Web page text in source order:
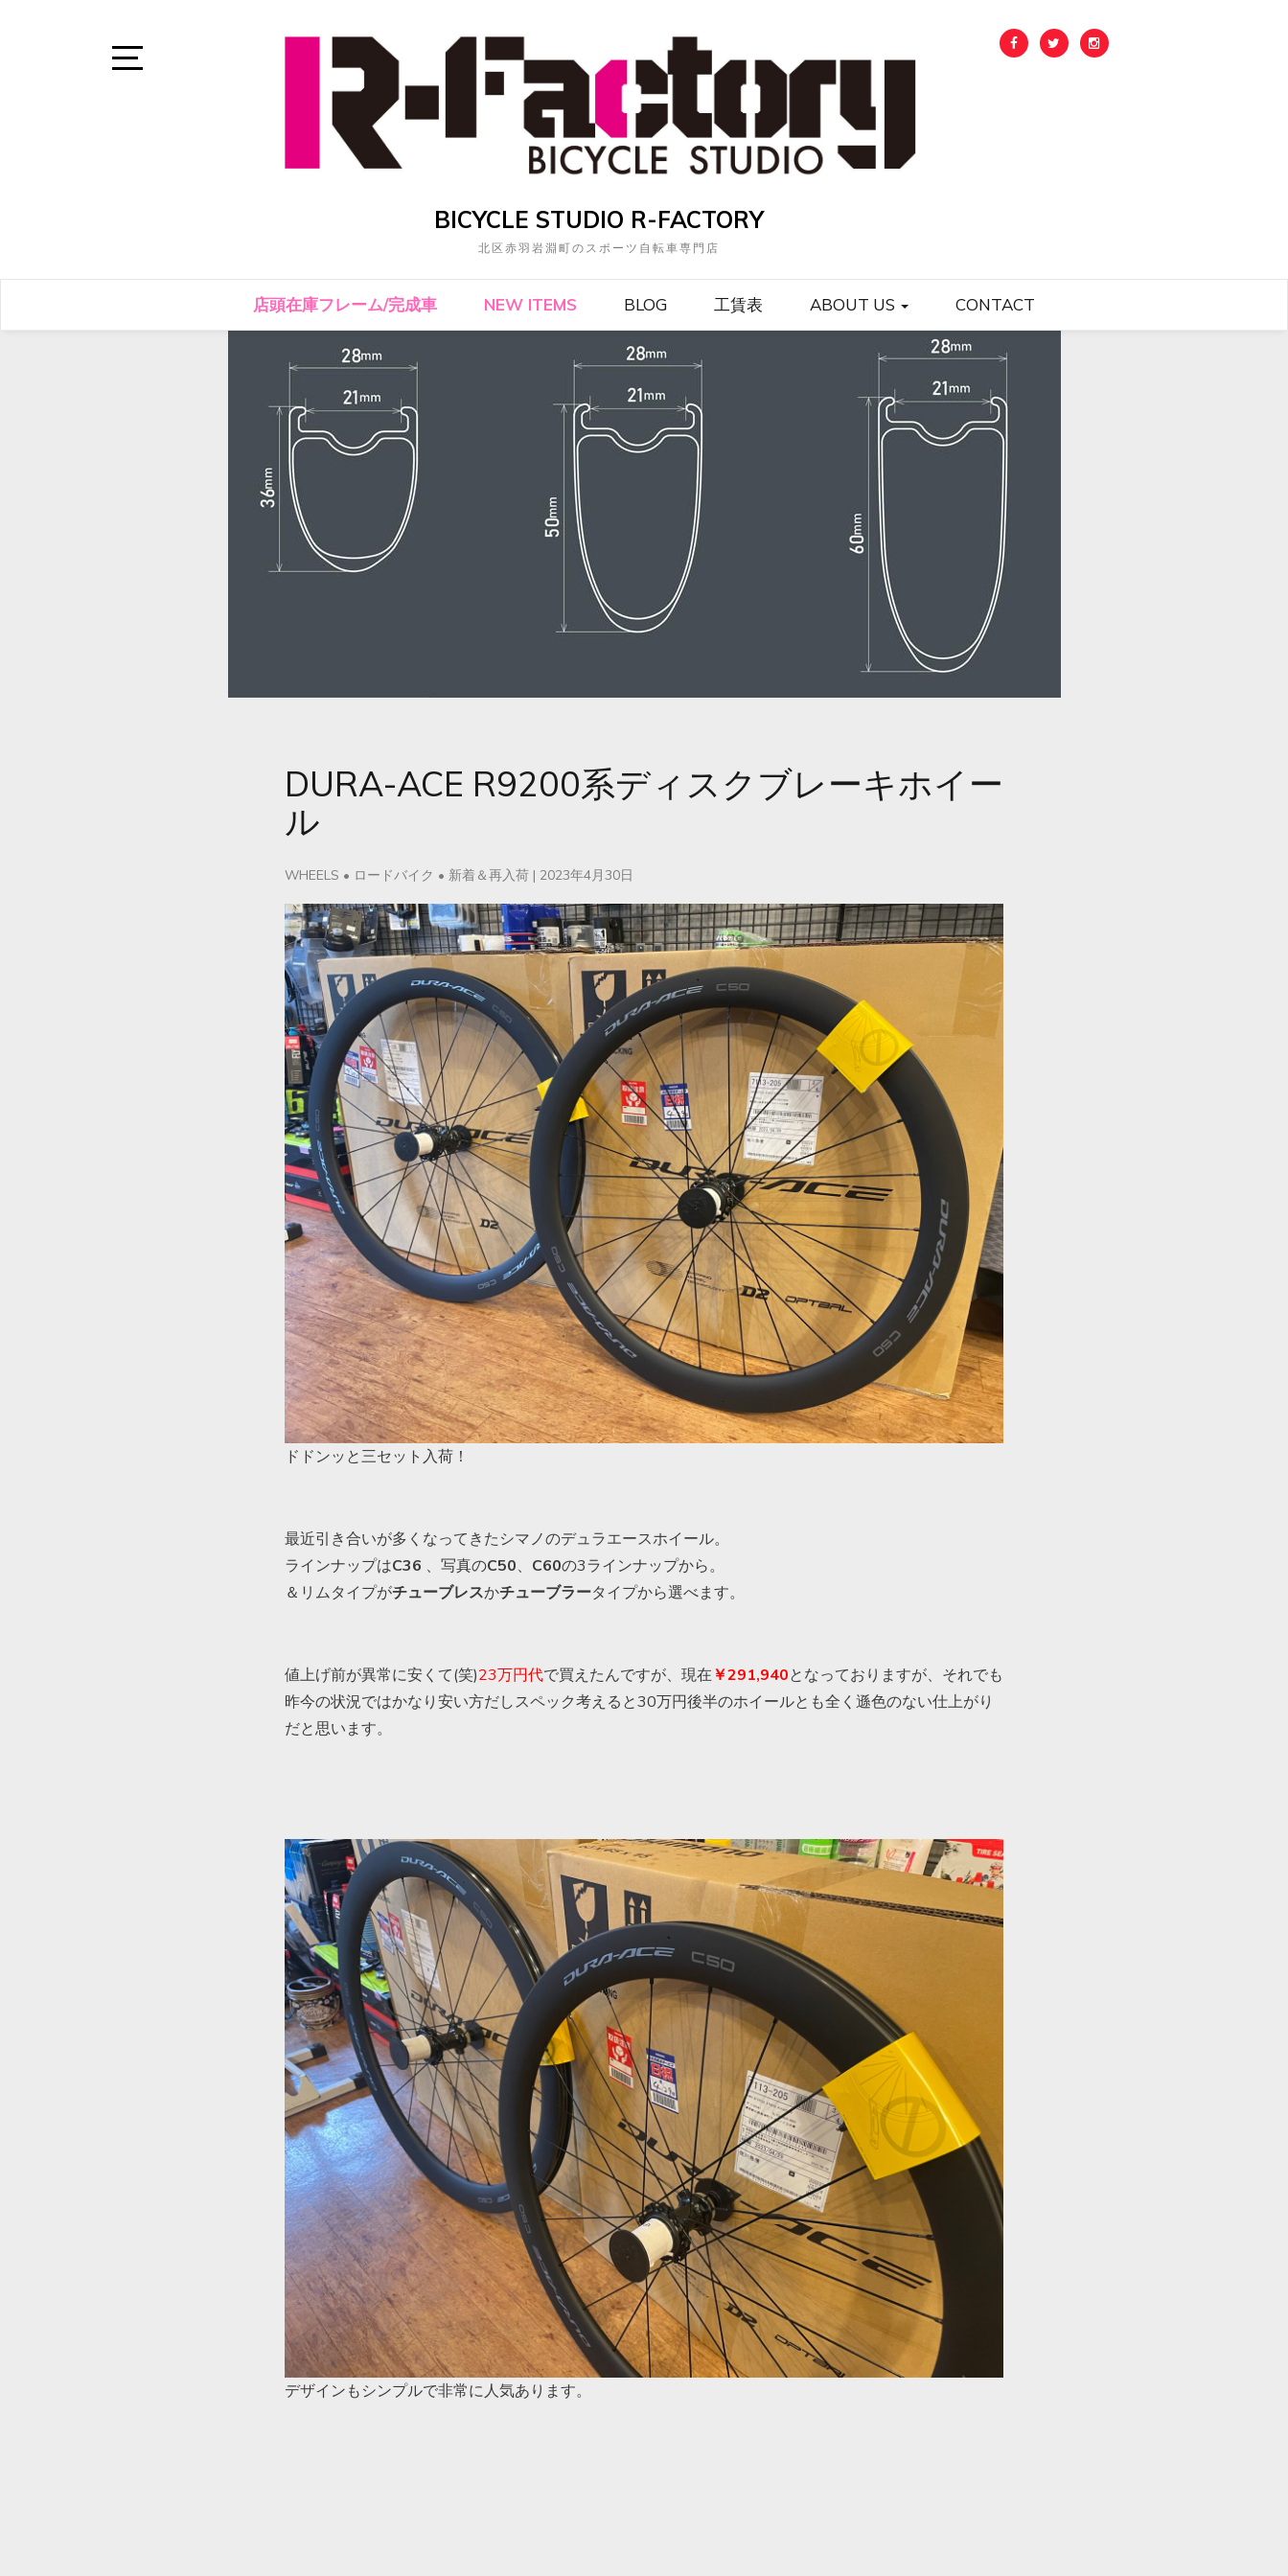
BICYCLE STUDIO R-FACTORY
北区赤羽岩淵町のスポーツ自転車専門店
店頭在庫フレーム/完成車 NEW ITEMS BLOG 工賃表 ABOUT US CONTACT
DURA-ACE R9200系ディスクブレーキホイー
ル
WHEELS • ロードバイク • 新着＆再入荷 | 2023年4月30日
ドドンッと三セット入荷！
最近引き合いが多くなってきたシマノのデュラエースホイール。
ラインナップはC36 、写真のC50、 C60の3ラインナップから。
＆リムタイプがチューブレスかチューブラータイプから選べます。
値上げ前が異常に安くて(笑)23万円代で買えたんですが、現在￥291,940となっておりますが、それでも
昨今の状況ではかなり安い方だしスペック考えると30万円後半のホイールとも全く遜色のない仕上がり
だと思います。
デザインもシンプルで非常に人気あります。